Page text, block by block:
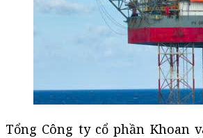
Tổng Công ty cổ phần Khoan